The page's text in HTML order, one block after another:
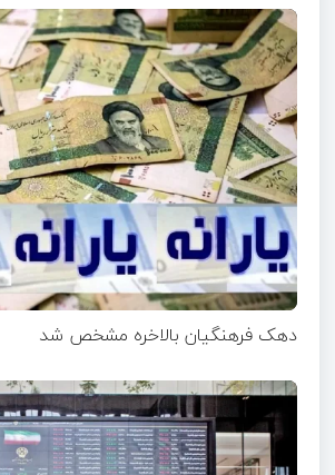
دهک فرهنگیان بالاخره مشخص شد